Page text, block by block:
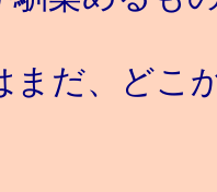
まだ、どこ